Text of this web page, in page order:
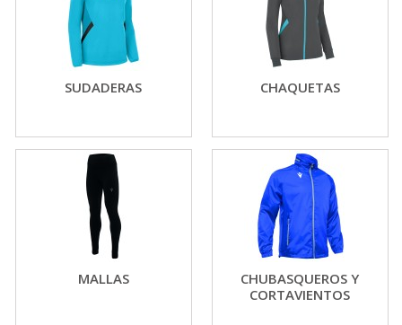
SUDADERAS CHAQUETAS
MALLAS
CHUBASQUEROS Y
CORTAVIENTOS